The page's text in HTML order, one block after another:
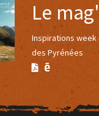
Le mag'
Inspirations week
des Pyrénées
Version
PDF
Version
Calaméo